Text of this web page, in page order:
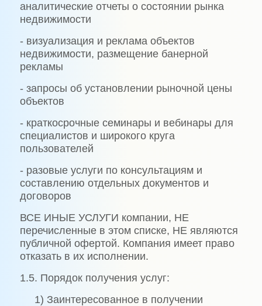
аналитические отчеты о состоянии рынка
недвижимости
- визуализация и реклама объектов
недвижимости, размещение банерной
рекламы
- запросы об установлении рыночной цены
объектов
- краткосрочные семинары и вебинары для
специалистов и широкого круга
пользователей
- разовые услуги по консультациям и
составлению отдельных документов и
договоров
ВСЕ ИНЫЕ УСЛУГИ компании, НЕ
перечисленные в этом списке, НЕ являются
публичной офертой. Компания имеет право
отказать в их исполнении.
1.5. Порядок получения услуг:
1) Заинтересованное в получении